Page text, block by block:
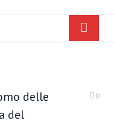
delle
del
0